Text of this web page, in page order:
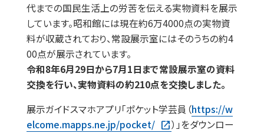
代までの国民生活上の労苦を伝える実物資料を展示
しています。昭和館には現在約6万4000点の実物資
料が収蔵されており、常設展示室にはそのうちの約4
00点が展示されています。
令和8年6月29日から7月1日まで常設展示室の資料
交換を行い、実物資料の約210点を交換しました。
展示ガイドスマホアプリ「ポケット学芸員（https://w
elcome.mapps.ne.jp/pocket/
）」をダウンロー